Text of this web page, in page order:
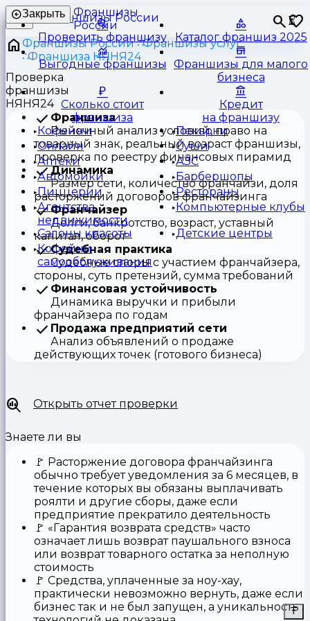
Франшизы
России
⏳
Закрыть
Проверить франшизу Каталог франшиз 2025
Выгодные франшизы
Франшизы для малого
бизнеса
Сколько стоит
франшиза
Кредит
на франшизу
Кофейни
Пекарни
Онлайн
Суши
Аптеки
АЗС
Автомойки
Барбершопы
Пиццерии
Рестораны
Агентства
недвижимости
Компьютерные клубы
Салоны красоты
Детские центры
Кофейни
самообслуживания
Франшизы России
Франшизы услуг
Франшиза НЯНЯ24
Проверка
франшизы
НЯНЯ24
Франшиза
Рыночный анализ условий, право на
товарный знак, реальный возраст франшизы,
проверка по реестру финансовых пирамид
Динамика
Размер сети, количество франчайзи, доля
расторжений договоров франчайзинга
Франчайзер
Долги, банкротство, возраст, уставный
капитал, оборот
Судебная практика
Судебные споры с участием франчайзера,
стороны, суть претензий, сумма требований
Финансовая устойчивость
Динамика выручки и прибыли
франчайзера по годам
Продажа предприятий сети
Анализ объявлений о продаже
действующих точек (готового бизнеса)
Открыть отчет проверки
Знаете ли вы
🚩 Расторжение договора франчайзинга
обычно требует уведомления за 6 месяцев, в
течение которых вы обязаны выплачивать
роялти и другие сборы, даже если
предприятие прекратило деятельность
🚩 «Гарантия возврата средств» часто
означает лишь возврат паушального взноса
или возврат товарного остатка за неполную
стоимость
🚩 Средства, уплаченные за ноу-хау,
практически невозможно вернуть, даже если
бизнес так и не был запущен, а уникальность